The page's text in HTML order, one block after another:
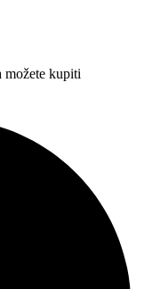
možete kupiti